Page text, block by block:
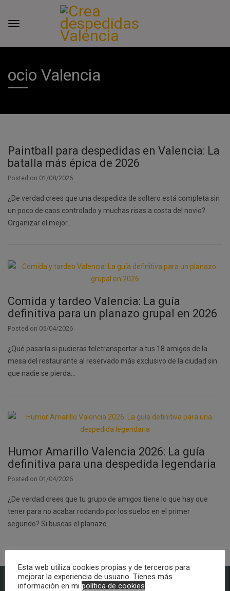
ocio Valencia
Paintball para despedidas en Valencia: La
batalla más épica de 2026
Posted on 01/08/2026
¿De verdad crees que una despedida de soltero está completa sin
un poco de caos controlado y muchas risas a costa del novio?
Organizar el mejor…
Comida y tardeo Valencia: La guía
definitiva para un planazo grupal en 2026
Posted on 05/04/2026
¿Qué pasaría si pudieras teletransportar a tus 18 amigos de la
mesa del restaurante al reservado más exclusivo de la ciudad sin
que nadie se pierda…
Humor Amarillo Valencia 2026: La guía
definitiva para una despedida legendaria
Posted on 01/04/2026
¿De verdad crees que tu grupo de amigos tiene lo que hay que
tener para no acabar rodando por los suelos en el primer
segundo? Si buscas el planazo…
Esta web utiliza cookies propias y de terceros para
mejorar la experiencia de usuario. Tienes más
información en mi política de cookies